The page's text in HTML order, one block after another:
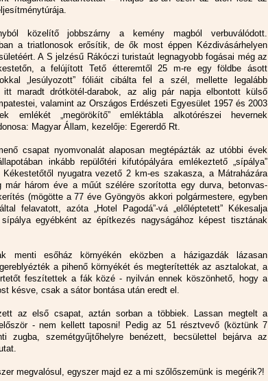
közelítő jobbszárny a kemény magból verbuválódott.
a triatlonosok erősítik, de ők most éppen Kézdivásárhelyen
A S jelzésű Rákóczi turistaút legnagyobb fogásai még az
a felújított Tető étteremtől 25 m-re egy földbe ásott
„lesúlyozott” fóliáit cibálta fel a szél, mellette legalább
itt maradt drótkötél-darabok, az alig pár napja elbontott külső
valamint az Országos Erdészeti Egyesület 1957 és 2003
emlékét „megörökítő” emléktábla alkotórészei hevernek
Magyar Állam, kezelője: Egererdő Rt.
csapat nyomvonalát alaposan megtépázták az utóbbi évek
inkább repülőtéri kifutópályára emlékeztető „sípálya”
nyugatra vezető 2 km-es szakasza, a Mátraházára
már három éve a műút szélére szorította egy durva, betonvas-
(mögötte a 77 éve Gyöngyös akkori polgármestere, egyben
felavatott, azóta „Hotel Pagodá”-vá „előléptetett” Kékesalja
egyébként az építkezés nagyságához képest tisztának
menti esőház környékén eközben a házigazdák lázasan
a pihenő környékét és megterítették az asztalokat, a
feszítettek a fák közé - nyilván ennek köszönhető, hogy a
késve, csak a sátor bontása után eredt el.
az első csapat, aztán sorban a többiek. Lassan megtelt a
- nem kellett taposni! Pedig az 51 résztvevő (köztünk 7
zugba, szemétgyűjtőhelyre benézett, becsülettel bejárva az
megvalósul, egyszer majd ez a mi szőlőszemünk is megérik?!